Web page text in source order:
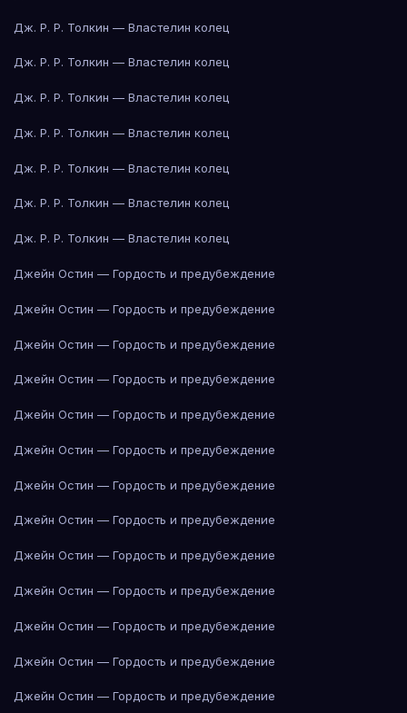
Дж. Р. Р. Толкин — Властелин колец
Дж. Р. Р. Толкин — Властелин колец
Дж. Р. Р. Толкин — Властелин колец
Дж. Р. Р. Толкин — Властелин колец
Дж. Р. Р. Толкин — Властелин колец
Дж. Р. Р. Толкин — Властелин колец
Дж. Р. Р. Толкин — Властелин колец
Джейн Остин — Гордость и предубеждение
Джейн Остин — Гордость и предубеждение
Джейн Остин — Гордость и предубеждение
Джейн Остин — Гордость и предубеждение
Джейн Остин — Гордость и предубеждение
Джейн Остин — Гордость и предубеждение
Джейн Остин — Гордость и предубеждение
Джейн Остин — Гордость и предубеждение
Джейн Остин — Гордость и предубеждение
Джейн Остин — Гордость и предубеждение
Джейн Остин — Гордость и предубеждение
Джейн Остин — Гордость и предубеждение
Джейн Остин — Гордость и предубеждение